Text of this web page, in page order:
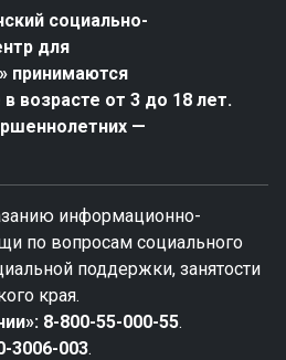
социально-
для
принимаются
возрасте от 3 до 18 лет.
—
информационно-
по вопросам социального
поддержки, занятости
края.
8-800-55-000-55.
3006-003.